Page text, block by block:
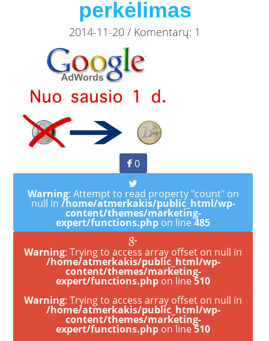
perkėlimas
2014-11-20 / Komentarų: 1
0
Warning: Attempt to read property "count" on
null in /home/atmerkakis/public_html/wp-
content/themes/marketing-
expert/functions.php on line485
Warning: Trying to access array offset on null in
/home/atmerkakis/public_html/wp-
content/themes/marketing-
expert/functions.php on line510
Warning: Trying to access array offset on null in
/home/atmerkakis/public_html/wp-
content/themes/marketing-
expert/functions.php on line510